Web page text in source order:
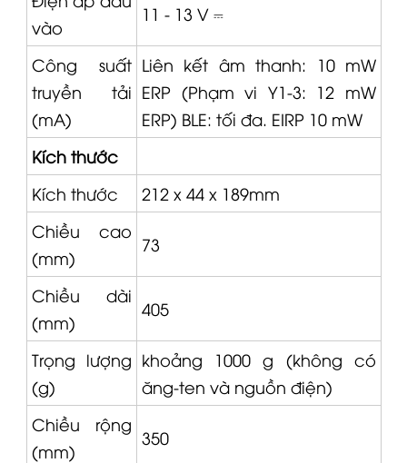
vào
11 - 13 V ⎓
Công suất
truyền tải
(mA)
Liên kết âm thanh: 10 mW
ERP (Phạm vi Y1-3: 12 mW
ERP) BLE: tối đa. EIRP 10 mW
Kích thước
Kích thước
212 x 44 x 189mm
Chiều cao
(mm)
73
Chiều dài
(mm)
405
Trọng lượng
(g)
khoảng 1000 g (không có
ăng-ten và nguồn điện)
Chiều rộng
(mm)
350